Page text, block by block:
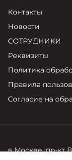
Контакты
Новости
СОТРУДНИКИ
Реквизиты
Политика
Правила
Согласие на
в Москве, пр-кт